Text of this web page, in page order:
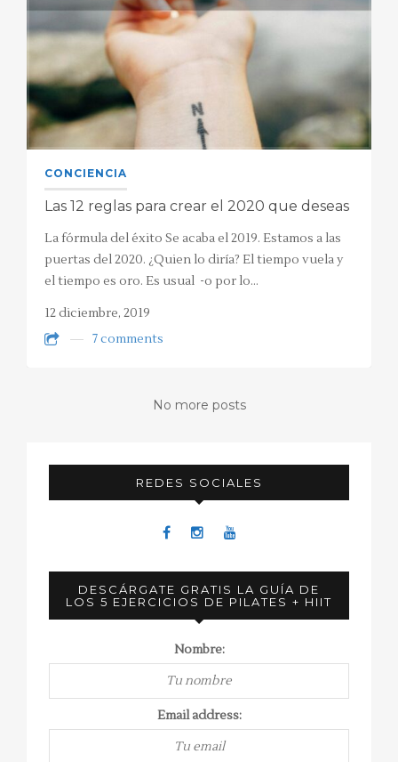
CONCIENCIA
Las 12 reglas para crear el 2020 que deseas
La fórmula del éxito Se acaba el 2019. Estamos a las
puertas del 2020. ¿Quien lo diría? El tiempo vuela y
el tiempo es oro. Es usual -o por lo…
12 diciembre, 2019
7 comments
No more posts
REDES SOCIALES
DESCÁRGATE GRATIS LA GUÍA DE
LOS 5 EJERCICIOS DE PILATES + HIIT
Nombre:
Email address: